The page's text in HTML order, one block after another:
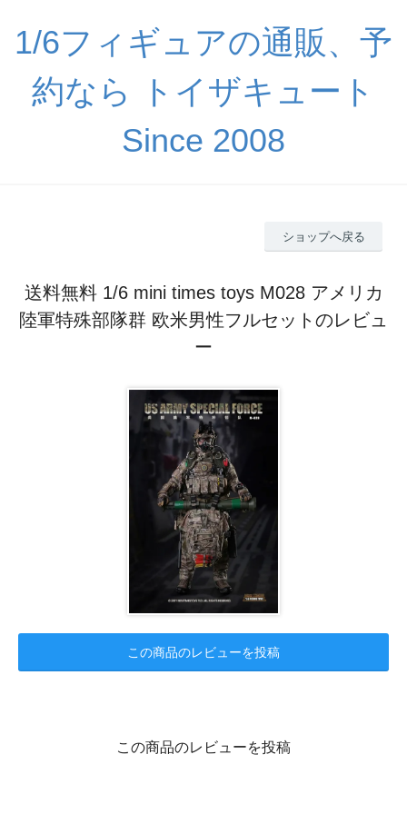
1/6フィギュアの通販、予
約なら トイザキュート
Since 2008
ショップへ戻る
送料無料 1/6 mini times toys M028 アメリカ
陸軍特殊部隊群 欧米男性フルセットのレビュ
ー
この商品のレビューを投稿
この商品のレビューを投稿